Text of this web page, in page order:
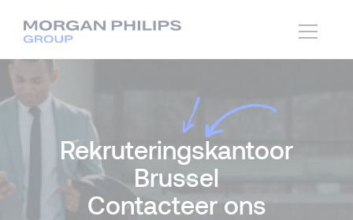
Rekruteringskantoor
Brussel
Contacteerons